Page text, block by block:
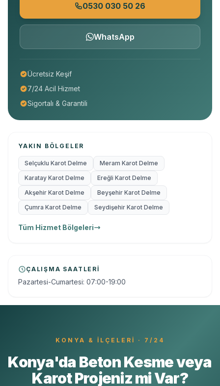
0530 030 50 26
WhatsApp
Ücretsiz Keşif
7/24 Acil Hizmet
Sigortalı & Garantili
YAKIN BÖLGELER
Selçuklu Karot Delme
Meram Karot Delme
Karatay Karot Delme
Ereğli Karot Delme
Akşehir Karot Delme
Beyşehir Karot Delme
Çumra Karot Delme
Seydişehir Karot Delme
Tüm Hizmet Bölgeleri
ÇALIŞMA SAATLERI
Pazartesi-Cumartesi: 07:00-19:00
KONYA & İLÇELERI · 7/24
Konya'da Beton Kesme veya
Karot Projeniz mi Var?